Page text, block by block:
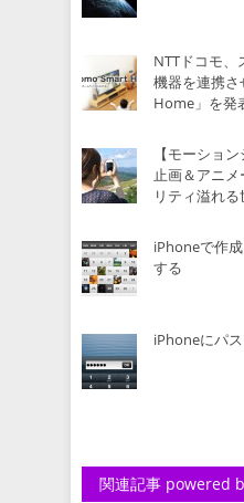
NTTドコモ
機器を連携
Home」を発
【モーショ
止画＆アニ
リティ溢れ
iPhoneで作
する
iPhoneにパ
関連記事 powered